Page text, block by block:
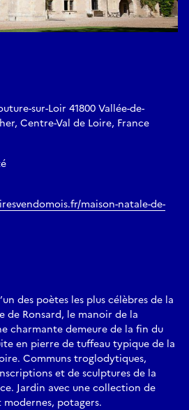
sur-Loir 41800 Vallée-de-
Centre-Val de Loire, France
maison-natale-de-
des poètes les plus célèbres de la
de Ronsard, le manoir de la
charmante demeure de la fin du
en pierre de tuffeau typique de la
Communs troglodytiques,
et de sculptures de la
Jardin avec une collection de
modernes, potagers.